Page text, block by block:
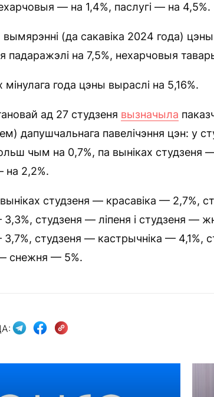
— на 1,4%, паслугі — на 4,5%.
(да сакавіка 2024 года)
падаражэлі на 7,5%, нехарчовыя
мінулага года цэны выраслі на 5,16%.
ад 27 студзеня вызначыла
дапушчальнага павелічэння цэн: у
чым на 0,7%, па выніках студзеня
на 2,2%.
студзеня — красавіка — 2,7%,
студзеня — ліпеня і студзеня —
студзеня — кастрычніка — 4,1%,
снежня — 5%.